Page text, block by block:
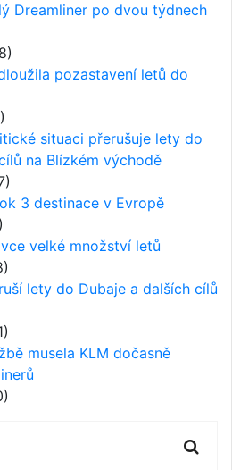
Dreamliner po dvou týdnech
pozastavení letů do
situaci přerušuje lety do
na Blízkém východě
3 destinace v Evropě
velké množství letů
lety do Dubaje a dalších cílů
musela KLM dočasně